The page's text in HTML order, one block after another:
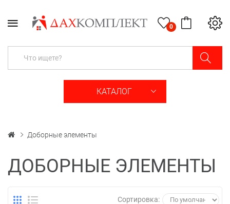
0
КАТАЛОГ
Доборные элементы
ДОБОРНЫЕ ЭЛЕМЕНТЫ
Сортировка: